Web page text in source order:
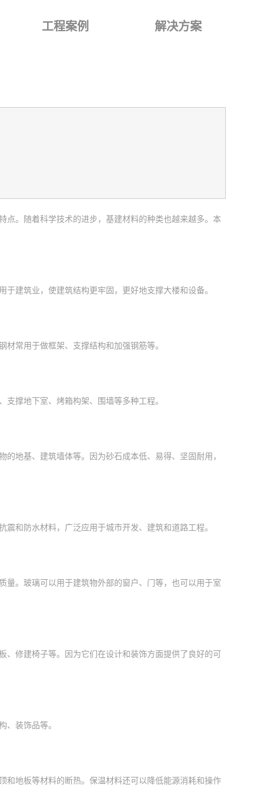
工程案例 解决方案
点。随着科学技术的进步，基建材料的种类也越来越多。本
建筑业，使建筑结构更牢固，更好地支撑大楼和设备。
常用于做框架、支撑结构和加强钢筋等。
撑地下室、烤箱构架、围墙等多种工程。
地基、建筑墙体等。因为砂石成本低、易得、坚固耐用，
和防水材料，广泛应用于城市开发、建筑和道路工程。
。玻璃可以用于建筑物外部的窗户、门等，也可以用于室
、修建椅子等。因为它们在设计和装饰方面提供了良好的可
装饰品等。
和地板等材料的断热。保温材料还可以降低能源消耗和操作